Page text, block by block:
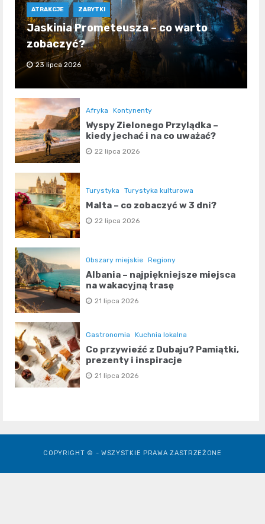
ATRAKCJE ZABYTKI
Jaskinia Prometeusza – co warto
zobaczyć?
23 lipca 2026
Afryka Kontynenty
Wyspy Zielonego Przylądka –
kiedy jechać i na co uważać?
22 lipca 2026
Turystyka Turystyka kulturowa
Malta – co zobaczyć w 3 dni?
22 lipca 2026
Obszary miejskie Regiony
Albania – najpiękniejsze miejsca
na wakacyjną trasę
21 lipca 2026
Gastronomia Kuchnia lokalna
Co przywieźć z Dubaju? Pamiątki,
prezenty i inspiracje
21 lipca 2026
COPYRIGHT © - WSZYSTKIE PRAWA ZASTRZEŻONE